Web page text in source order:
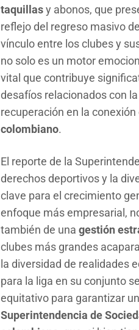
taquillasy abonos, que
reflejo del regreso masivo
vínculo entre los clubes y
no solo es un motor
vital que contribuye
desafíos relacionados con
recuperación en la
colombiano.
El reporte de la
derechos deportivos y la
clave para el crecimiento
enfoque más empresarial,
también de una gestión
clubes más grandes
la diversidad de realidades
para la liga en su conjunto
equitativo para garantizar
Superintendencia de